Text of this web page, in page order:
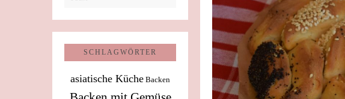
SCHLAGWÖRTER
asiatische Küche Backen